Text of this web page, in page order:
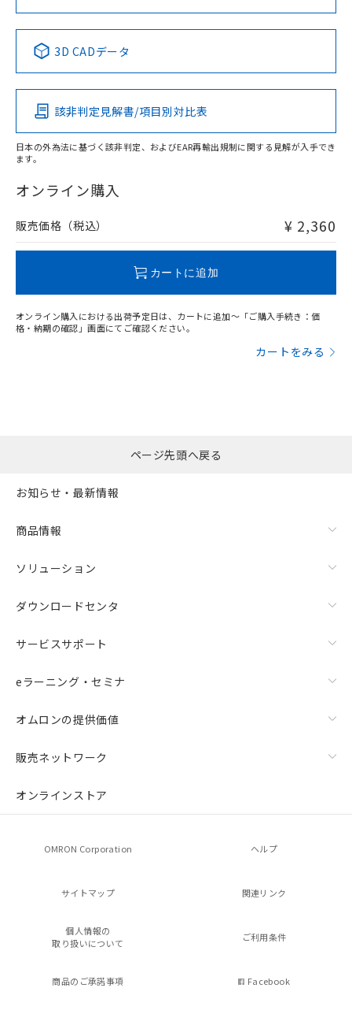
Pb Hg Cd Cr(VI)
O
在庫等で未対応品が混在する可能性があります。
問い合わせください。
No No No No
この製品の規格認証/適合状況ページへ
その他の認証はこちらのページからご検索ください
3D CADデータ
該非判定見解書/項目別対比表
日本の外為法に基づく該非判定、およびEAR再輸出規制に関する見解が入手でき
ます。
オンライン購入
販売価格（税込） ¥ 2,360
カートに追加
オンライン購入における出荷予定日は、カートに追加～「ご購入手続き：価
格・納期の確認」画面にてご確認ください。
カートをみる
ページ先頭へ戻る
お知らせ・最新情報
商品情報
ソリューション
ダウンロードセンタ
サービスサポート
eラーニング・セミナ
オムロンの提供価値
販売ネットワーク
オンラインストア
OMRON Corporation ヘルプ
サイトマップ 関連リンク
個人情報の
取り扱いについて
ご利用条件
商品のご承諾事項 Facebook